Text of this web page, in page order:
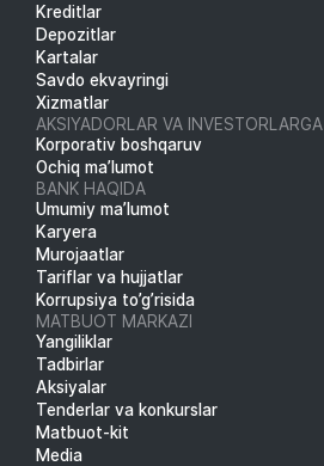
Kreditlar
Depozitlar
Kartalar
Savdo ekvayringi
Xizmatlar
AKSIYADORLAR VA INVESTORLARGA
Korporativ boshqaruv
Ochiq ma’lumot
BANK HAQIDA
Umumiy ma’lumot
Karyera
Murojaatlar
Tariflar va hujjatlar
Korrupsiya to’g’risida
MATBUOT MARKAZI
Yangiliklar
Tadbirlar
Aksiyalar
Tenderlar va konkurslar
Matbuot-kit
Media